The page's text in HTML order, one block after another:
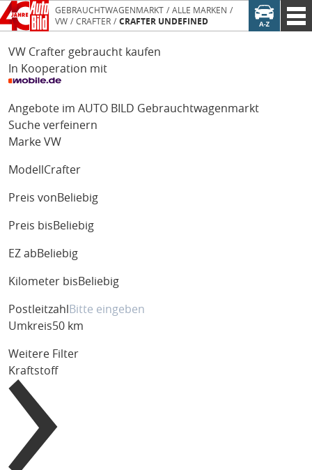
GEBRAUCHTWAGENMARKT
ALLE MARKEN
VW
CRAFTER CRAFTER UNDEFINED
VW Crafter gebraucht kaufen
In Kooperation mit
Angebote im AUTO BILD Gebrauchtwagenmarkt
Suche verfeinern
Marke VW
Modell Crafter
Preis von Beliebig
Preis bis Beliebig
EZ ab Beliebig
Kilometer bis Beliebig
Postleitzahl
Umkreis50 km
Weitere Filter
Kraftstoff